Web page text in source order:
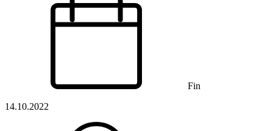
Fin
14.10.2022